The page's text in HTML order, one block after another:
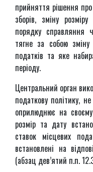
прийняття рішення
зборів, зміну
порядку справляння
тягне за собою зміну
податків та яке
періоду.
Центральний орган
податкову політику,
оприлюднює на
розмір та дату
ставок місцевих
встановлені на
(абзац дев’ятий п.п.